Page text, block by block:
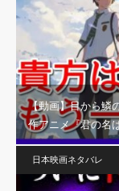
【動画】目から鱗
作アニメ『君の名
日本映画ネタバレ